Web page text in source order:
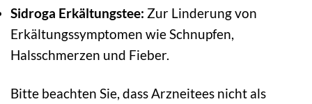
Sidroga Erkältungstee: Zur Linderung von
Erkältungssymptomen wie Schnupfen,
Halsschmerzen und Fieber.
Bitte beachten Sie, dass Arzneitees nicht als